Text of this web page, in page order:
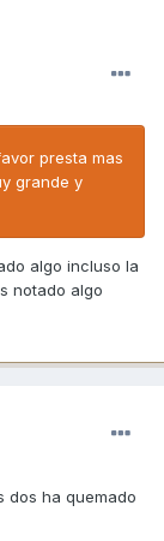
presta mas
grande y
algo incluso la
notado algo
dos ha quemado